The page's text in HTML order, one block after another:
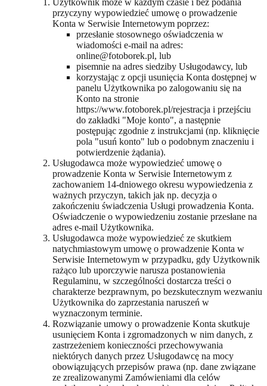
Użytkownik może w każdym czasie i bez podania
przyczyny wypowiedzieć umowę o prowadzenie
Konta w Serwisie Internetowym poprzez:
przesłanie stosownego oświadczenia w
wiadomości e-mail na adres:
online@fotoborek.pl, lub
pisemnie na adres siedziby Usługodawcy, lub
korzystając z opcji usunięcia Konta dostępnej w
panelu Użytkownika po zalogowaniu się na
Konto na stronie
https://www.fotoborek.pl/rejestracja i przejściu
do zakładki "Moje konto", a następnie
postępując zgodnie z instrukcjami (np. kliknięcie
pola "usuń konto" lub o podobnym znaczeniu i
potwierdzenie żądania).
Usługodawca może wypowiedzieć umowę o
prowadzenie Konta w Serwisie Internetowym z
zachowaniem 14-dniowego okresu wypowiedzenia z
ważnych przyczyn, takich jak np. decyzja o
zakończeniu świadczenia Usługi prowadzenia Konta.
Oświadczenie o wypowiedzeniu zostanie przesłane na
adres e-mail Użytkownika.
Usługodawca może wypowiedzieć ze skutkiem
natychmiastowym umowę o prowadzenie Konta w
Serwisie Internetowym w przypadku, gdy Użytkownik
rażąco lub uporczywie narusza postanowienia
Regulaminu, w szczególności dostarcza treści o
charakterze bezprawnym, po bezskutecznym wezwaniu
Użytkownika do zaprzestania naruszeń w
wyznaczonym terminie.
Rozwiązanie umowy o prowadzenie Konta skutkuje
usunięciem Konta i zgromadzonych w nim danych, z
zastrzeżeniem konieczności przechowywania
niektórych danych przez Usługodawcę na mocy
obowiązujących przepisów prawa (np. dane związane
ze zrealizowanymi Zamówieniami dla celów